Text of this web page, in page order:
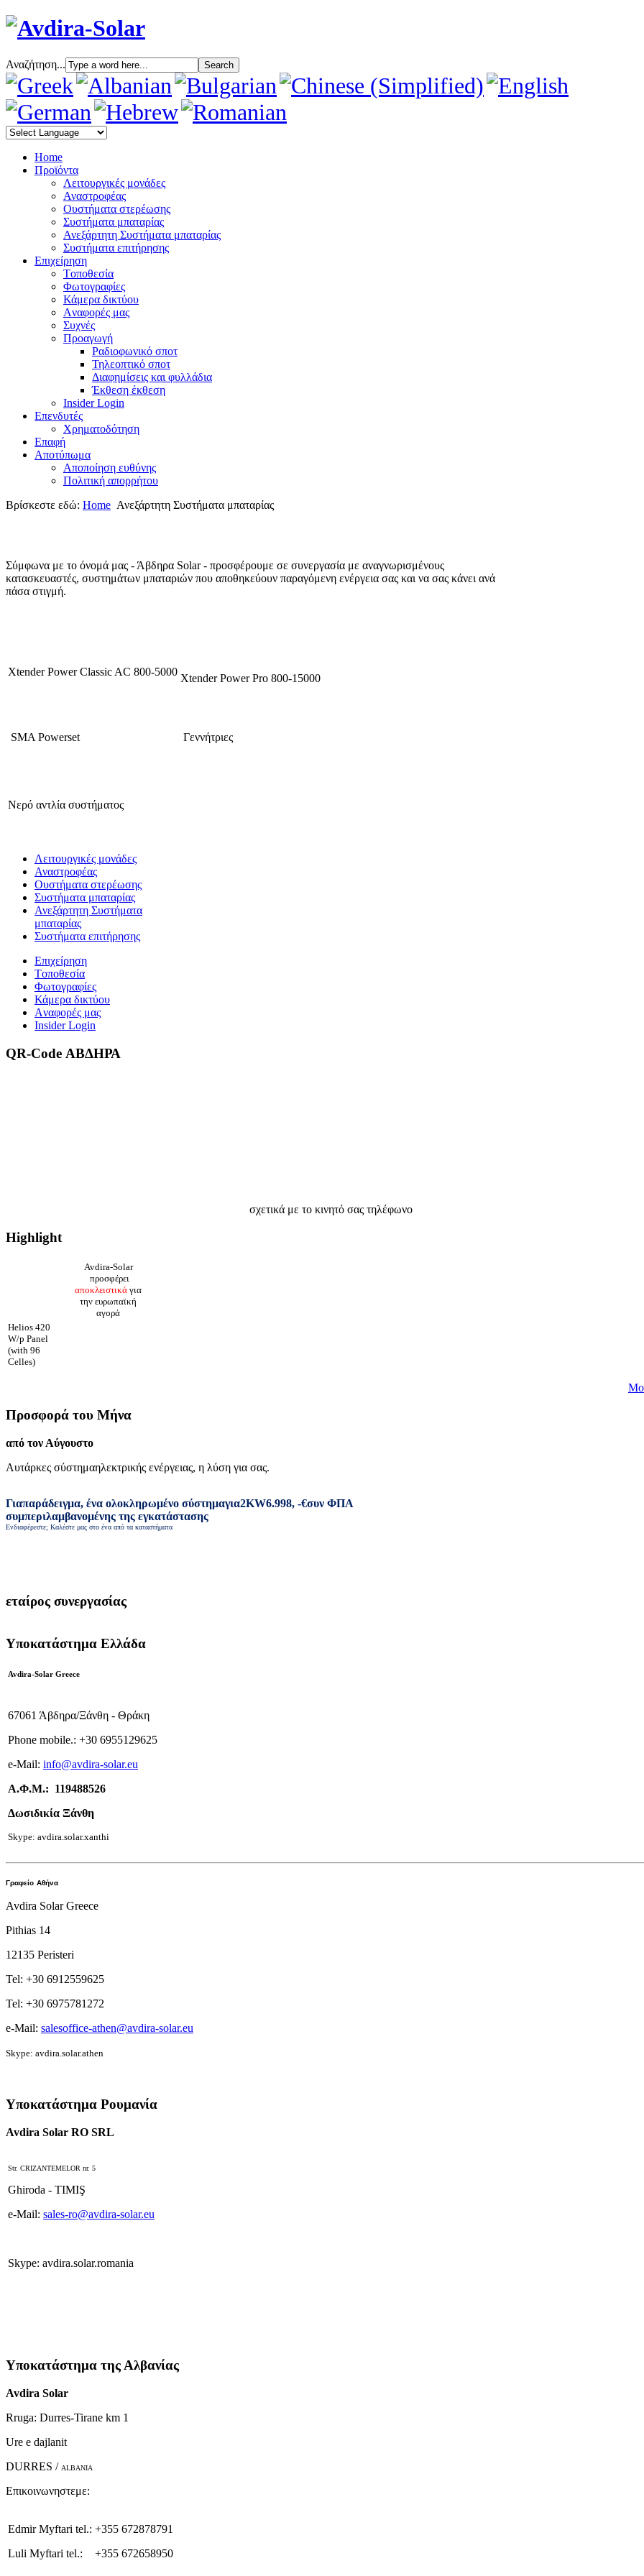
Αναζήτηση...
Home
Προϊόντα
Λειτουργικές μονάδες
Αναστροφέας
Oυστήματα στερέωσης
Συστήματα μπαταρίας
Ανεξάρτητη Συστήματα μπαταρίας
Συστήματα επιτήρησης
Επιχείρηση
Tοποθεσία
Φωτογραφίες
Κάμερα δικτύου
Aναφορές μας
Συχνές
Προαγωγή
Ραδιοφωνικό σποτ
Τηλεοπτικό σποτ
Διαφημίσεις και φυλλάδια
Έκθεση έκθεση
Insider Login
Επενδυτές
Χρηματοδότηση
Eπαφή
Αποτύπωμα
Αποποίηση ευθύνης
Πολιτική απορρήτου
Βρίσκεστε εδώ: Home Ανεξάρτητη Συστήματα μπαταρίας
Σύμφωνα με το όνομά μας - Άβδηρα Solar- προσφέρουμε σε συνεργασία με αναγνωρισμένους
κατασκευαστές, συστημάτων μπαταριών που αποθηκεύουν παραγόμενη ενέργεια σας και να σας κάνει ανά
πάσα στιγμή.
Xtender Power Classic AC 800-5000
Xtender Power Pro 800-15000
SMA Powerset Γεννήτριες
Νερό αντλία συστήματος
Λειτουργικές μονάδες
Αναστροφέας
Oυστήματα στερέωσης
Συστήματα μπαταρίας
Ανεξάρτητη Συστήματα
μπαταρίας
Συστήματα επιτήρησης
Επιχείρηση
Tοποθεσία
Φωτογραφίες
Κάμερα δικτύου
Aναφορές μας
Insider Login
QR-Code ΑΒΔΗΡΑ
σχετικά με το κινητό σας τηλέφωνο
Highlight
Avdira-Solar
προσφέρει
αποκλειστικά για
την ευρωπαϊκή
αγορά
Helios 420
W/p Panel
(with 96
Celles)
Προσφορά του Μήνα
από τον Αύγουστο
Αυτάρκες σύστημαηλεκτρικής ενέργειας, η λύση για σας.
Γιαπαράδειγμα, ένα ολοκληρωμένο σύστημαγια2KW6.998, -€συν ΦΠΑ
συμπεριλαμβανομένης της εγκατάστασης
Ενδιαφέρεστε; Καλέστε μας στο ένα από τα καταστήματα
εταίρος συνεργασίας
Υποκατάστημα Ελλάδα
Avdira-Solar Greece
67061 Άβδηρα/Ξάνθη - Θράκη
Phone mobile.: +30 6955129625
e-Mail: info@avdira-solar.eu
Α.Φ.Μ.: 119488526
Δωσιδικία Ξάνθη
Skype: avdira.solar.xanthi
Γραφείο Αθήνα
Avdira Solar Greece
Pithias 14
12135 Peristeri
Tel: +30 6912559625
Tel: +30 6975781272
e-Mail: salesoffice-athen@avdira-solar.eu
Skype: avdira.solar.athen
Υποκατάστημα Ρουμανία
Avdira Solar RO SRL
Str. CRIZANTEMELOR nr. 5
Ghiroda - TIMIŞ
e-Mail: sales-ro@avdira-solar.eu
Skype: avdira.solar.romania
Υποκατάστημα της Αλβανίας
Avdira Solar
Rruga: Durres-Tirane km 1
Ure e dajlanit
DURRES / ALBANIA
Επικοινωνηστεμε:
Edmir Myftari tel.:
Luli Myftari tel.:
+355 672878791
+355 672658950